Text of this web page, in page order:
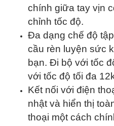
chính giữa tay vịn
chỉnh tốc độ.
Đa dạng chế độ
cầu rèn luyện sức
bạn. Đi bộ với tốc
với tốc độ tối đa
Kết nối với điện
nhật và hiển thị
thoại một cách